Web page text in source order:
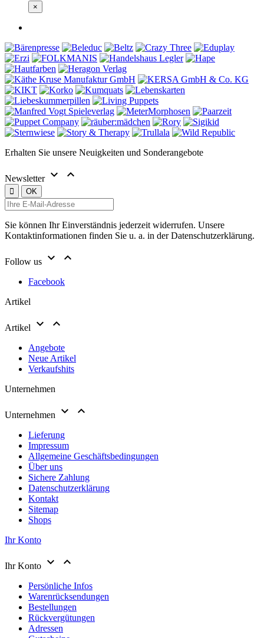
×
Erhalten Sie unsere Neuigkeiten und Sonderangebote
Newsletter  
Sie können Ihr Einverständnis jederzeit widerrufen. Unsere
Kontaktinformationen finden Sie u. a. in der Datenschutzerklärung.
Follow us  
Facebook
Artikel
Artikel  
Angebote
Neue Artikel
Verkaufshits
Unternehmen
Unternehmen  
Lieferung
Impressum
Allgemeine Geschäftsbedingungen
Über uns
Sichere Zahlung
Datenschutzerklärung
Kontakt
Sitemap
Shops
Ihr Konto
Ihr Konto  
Persönliche Infos
Warenrücksendungen
Bestellungen
Rückvergütungen
Adressen